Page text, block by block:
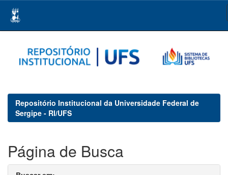
navigation
Repositório Institucional da Universidade Federal de
Sergipe - RI/UFS
Página de Busca